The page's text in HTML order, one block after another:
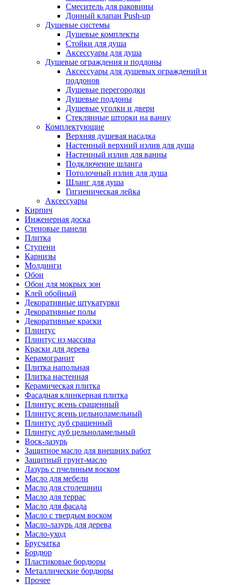
Смеситель для раковины
Донный клапан Push-up
Душевые системы
Душевые комплекты
Стойки для душа
Аксессуары для душа
Душевые ограждения и поддоны
Аксессуары для душевых ограждений и
поддонов
Душевые перегородки
Душевые поддоны
Душевые уголки и двери
Стеклянные шторки на ванну
Комплектующие
Верхняя душевая насадка
Настенный верхний излив для душа
Настенный излив для ванны
Подключение шланга
Потолочный излив для душа
Шланг для душа
Гигиеническая лейка
Аксессуары
Кирпич
Инженерная доска
Стеновые панели
Плитка
Ступени
Карнизы
Молдинги
Обои
Обои для мокрых зон
Клей обойный
Декоративные штукатурки
Декоративные полы
Декоративные краски
Плинтус
Плинтус из массива
Краски для дерева
Керамогранит
Плитка напольная
Плитка настенная
Керамическая плитка
Фасадная клинкерная плитка
Плинтус ясень сращенный
Плинтус ясень цельноламельный
Плинтус дуб сращенный
Плинтус дуб цельноламельный
Воск-лазурь
Защитное масло для внешних работ
Защитный грунт-масло
Лазурь с пчелиным воском
Масло для мебели
Масло для столешниц
Масло для террас
Масло для фасада
Масло с твердым воском
Масло-лазурь для дерева
Масло-уход
Брусчатка
Бордюр
Пластиковые бордюры
Металлические бордюры
Прочее